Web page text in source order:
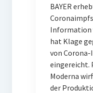
BAYER
Information
hat Klage
von
eingereicht.
Moderna
der